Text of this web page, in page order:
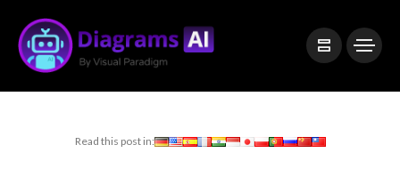
Read this post in: